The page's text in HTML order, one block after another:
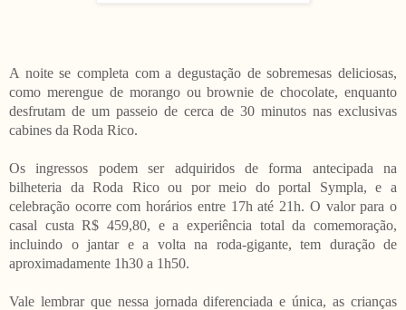
A noite se completa com a degustação de sobremesas deliciosas,
como merengue de morango ou brownie de chocolate, enquanto
desfrutam de um passeio de cerca de 30 minutos nas exclusivas
cabines da Roda Rico.
Os ingressos podem ser adquiridos de forma antecipada na
bilheteria da Roda Rico ou por meio do portal Sympla, e a
celebração ocorre com horários entre 17h até 21h. O valor para o
casal custa R$ 459,80, e a experiência total da comemoração,
incluindo o jantar e a volta na roda-gigante, tem duração de
aproximadamente 1h30 a 1h50.
Vale lembrar que nessa jornada diferenciada e única, as crianças